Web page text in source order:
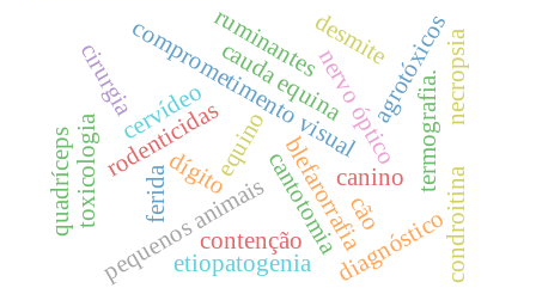
blefarorrafia
cantotomia
comprometimento visual
nervo óptico
feridadígitoequino
diagnóstico
cauda equina
canino
agrotóxicos
pequenos animais
rodenticidas
toxicologia
cervídeo
condroitina
termografia.
contenção
ruminantesdesmite
quadríceps
cirurgia necropsia
cão
etiopatogenia